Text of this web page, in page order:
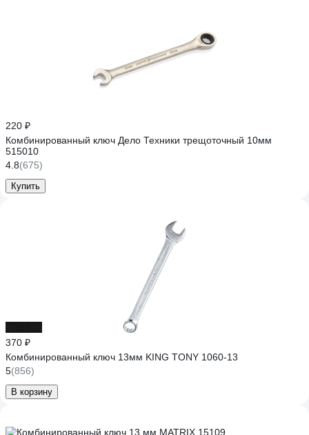
220 ₽
Комбинированный ключ Дело Техники трещоточный 10мм
515010
4.8(675)
Купить
370 ₽
Комбинированный ключ 13мм KING TONY 1060-13
5(856)
В корзину